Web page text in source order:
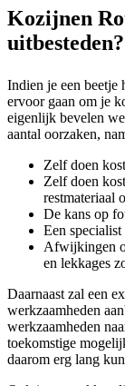
Kozijnen
uitbesteden?
Indien je een beetje
ervoor gaan om je
eigenlijk bevelen
aantal oorzaken,
Zelf doen
Zelf doen
restmateriaal
De kans op
Een
Afwijkingen
en lekkages
Daarnaast zal een
werkzaamheden
werkzaamheden
toekomstige
daarom erg lang